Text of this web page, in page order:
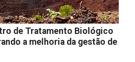
de Tratamento Biológico
a melhoria da gestão de